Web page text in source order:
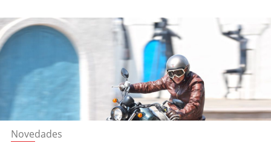
Novedades